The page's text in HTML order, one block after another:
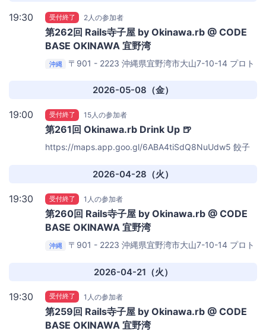
19:30 受付終了 2人の参加者
第262回 Rails寺子屋 by Okinawa.rb @ CODE
BASE OKINAWA 宜野湾
沖縄
〒901 - 2223 沖縄県宜野湾市大山7-10-14 プロト
2026-05-08（金）
19:00 受付終了 15人の参加者
第261回 Okinawa.rb Drink Up 🍺
https://maps.app.goo.gl/6ABA4tiSdQ8NuUdw5 餃子
2026-04-28（火）
19:30 受付終了 1人の参加者
第260回 Rails寺子屋 by Okinawa.rb @ CODE
BASE OKINAWA 宜野湾
沖縄
〒901 - 2223 沖縄県宜野湾市大山7-10-14 プロト
2026-04-21（火）
19:30 受付終了 1人の参加者
第259回 Rails寺子屋 by Okinawa.rb @ CODE
BASE OKINAWA 宜野湾